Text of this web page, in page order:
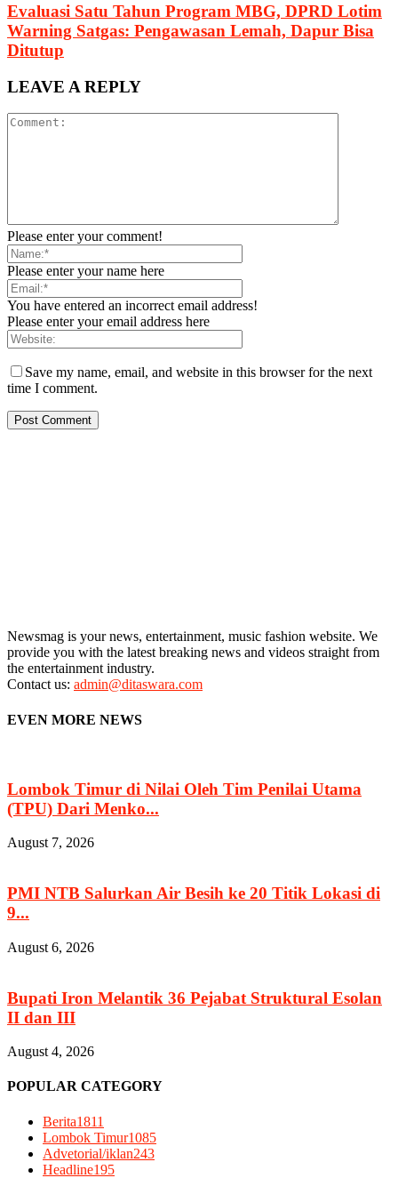
Evaluasi Satu Tahun Program MBG, DPRD Lotim
Warning Satgas: Pengawasan Lemah, Dapur Bisa
Ditutup
LEAVE A REPLY
Please enter your comment!
Please enter your name here
You have entered an incorrect email address!
Please enter your email address here
Save my name, email, and website in this browser for the next
time I comment.
Newsmag is your news, entertainment, music fashion website. We
provide you with the latest breaking news and videos straight from
the entertainment industry.
Contact us: admin@ditaswara.com
EVEN MORE NEWS
Lombok Timur di Nilai Oleh Tim Penilai Utama
(TPU) Dari Menko...
August 7, 2026
PMI NTB Salurkan Air Besih ke 20 Titik Lokasi di
9...
August 6, 2026
Bupati Iron Melantik 36 Pejabat Struktural Esolan
II dan III
August 4, 2026
POPULAR CATEGORY
Berita1811
Lombok Timur1085
Advetorial/iklan243
Headline195